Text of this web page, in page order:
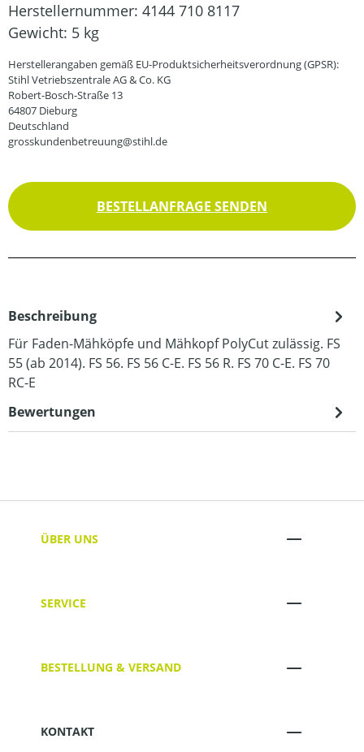
Herstellernummer: 4144 710 8117
Gewicht: 5 kg
Herstellerangaben gemäß EU-Produktsicherheitsverordnung (GPSR):
Stihl Vetriebszentrale AG & Co. KG
Robert-Bosch-Straße 13
64807 Dieburg
Deutschland
grosskundenbetreuung@stihl.de
BESTELLANFRAGE SENDEN
Beschreibung
Für Faden-Mähköpfe und Mähkopf PolyCut zulässig. FS
55 (ab 2014). FS 56. FS 56 C-E. FS 56 R. FS 70 C-E. FS 70
RC-E
Bewertungen
ÜBER UNS
SERVICE
BESTELLUNG & VERSAND
KONTAKT